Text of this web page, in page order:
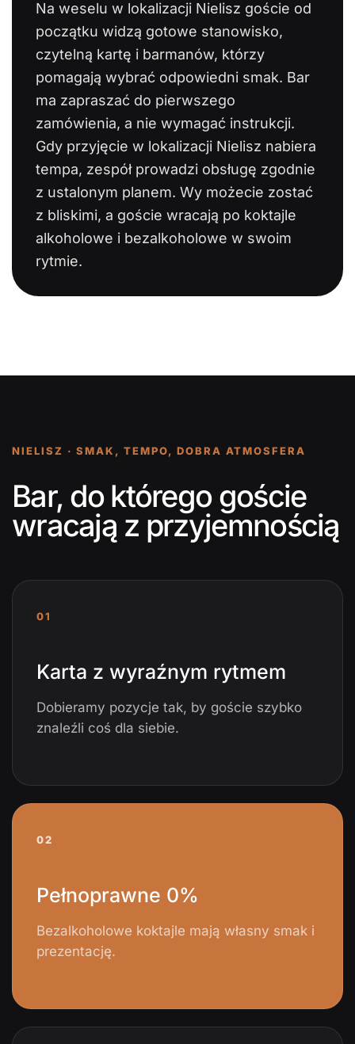
Na weselu w lokalizacji Nielisz goście od
początku widzą gotowe stanowisko,
czytelną kartę i barmanów, którzy
pomagają wybrać odpowiedni smak. Bar
ma zapraszać do pierwszego
zamówienia, a nie wymagać instrukcji.
Gdy przyjęcie w lokalizacji Nielisz nabiera
tempa, zespół prowadzi obsługę zgodnie
z ustalonym planem. Wy możecie zostać
z bliskimi, a goście wracają po koktajle
alkoholowe i bezalkoholowe w swoim
rytmie.
NIELISZ · SMAK, TEMPO, DOBRA ATMOSFERA
Bar, do którego goście
wracają z przyjemnością
01
Karta z wyraźnym rytmem
Dobieramy pozycje tak, by goście szybko
znaleźli coś dla siebie.
02
Pełnoprawne 0%
Bezalkoholowe koktajle mają własny smak i
prezentację.